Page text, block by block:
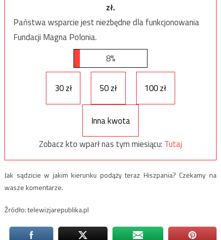
zł.
Państwa wsparcie jest niezbędne dla funkcjonowania
Fundacji Magna Polonia.
8%
30 zł 50 zł 100 zł
Inna kwota
Zobacz kto wparł nas tym miesiącu: Tutaj
Jak sądzicie w jakim kierunku podąży teraz Hiszpania? Czekamy na
wasze komentarze.
Źródło: telewizjarepublika.pl